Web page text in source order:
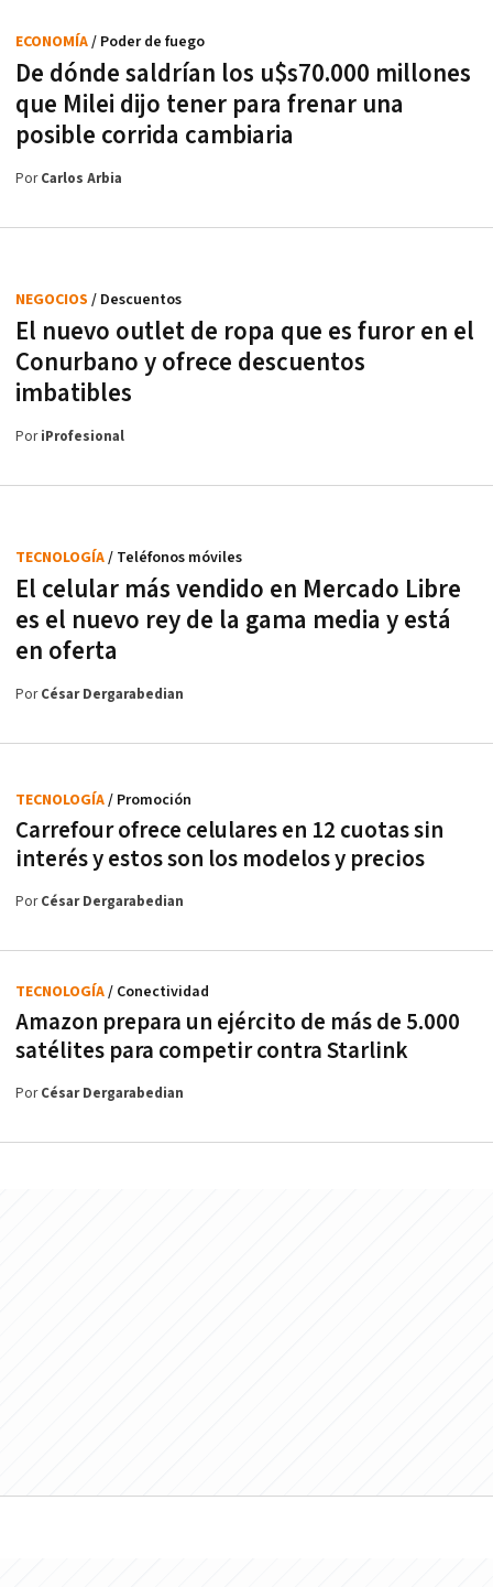
De dónde saldrían los u$s70.000 millones
que Milei dijo tener para frenar una
posible corrida cambiaria
ECONOMÍA/ Poder de fuego
PorCarlos Arbia
El nuevo outlet de ropa que es furor en el
Conurbano y ofrece descuentos
imbatibles
NEGOCIOS / Descuentos
PoriProfesional
El celular más vendido en Mercado Libre
es el nuevo rey de la gama media y está
en oferta
TECNOLOGÍA/ Teléfonos móviles
PorCésar Dergarabedian
Carrefour ofrece celulares en 12 cuotas sin
interés y estos son los modelos y precios
TECNOLOGÍA/ Promoción
PorCésar Dergarabedian
Amazon prepara un ejército de más de 5.000
satélites para competir contra Starlink
TECNOLOGÍA/ Conectividad
PorCésar Dergarabedian